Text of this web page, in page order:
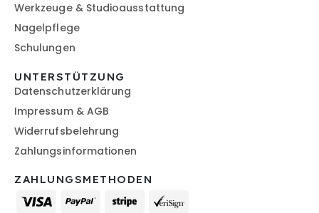
Werkzeuge & Studioausstattung
Nagelpflege
Schulungen
UNTERSTÜTZUNG
Datenschutzerklärung
Impressum & AGB
Widerrufsbelehrung
Zahlungsinformationen
ZAHLUNGSMETHODEN